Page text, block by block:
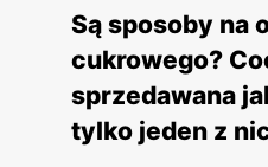
Są sposoby na
cukrowego?
sprzedawana
tylko jeden z